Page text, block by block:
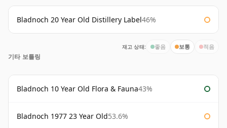
Bladnoch 20 Year Old Distillery Label46%
재고 상태: 좋음 보통 적음
기타 보틀링
Bladnoch 10 Year Old Flora & Fauna43%
Bladnoch 1977 23 Year Old53.6%